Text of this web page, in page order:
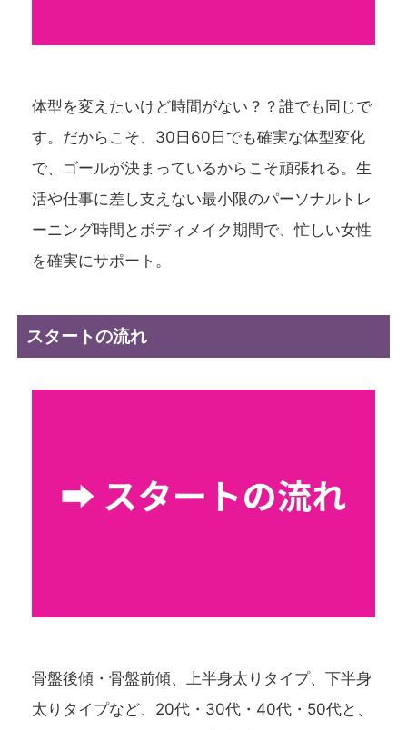
体型を変えたいけど時間がない？？誰でも同じで
す。だからこそ、30日60日でも確実な体型変化
で、ゴールが決まっているからこそ頑張れる。生
活や仕事に差し支えない最小限のパーソナルトレ
ーニング時間とボディメイク期間で、忙しい女性
を確実にサポート。
スタートの流れ
骨盤後傾・骨盤前傾、上半身太りタイプ、下半身
太りタイプなど、20代・30代・40代・50代と、